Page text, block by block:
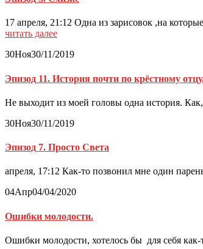
17 апреля, 21:12 Одна из
читать далее
30Ноя30/11/2019
Эпизод 11. История почти по крёстному
Не выходит из моей головы одна история.
30Ноя30/11/2019
Эпизод 7. Просто Света
апреля, 17:12 Как-то позвонил мне один
04Апр04/04/2020
Ошибки молодости.
Ошибки молодости, хотелось бы для себя